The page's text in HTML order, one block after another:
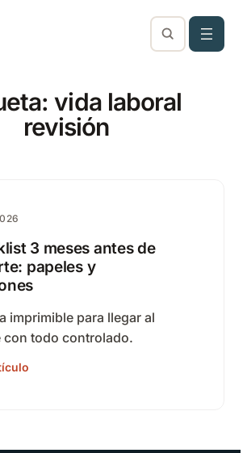
vida laboral
revisión
3 meses antes de
papeles y
imprimible para llegar al
con todo controlado.